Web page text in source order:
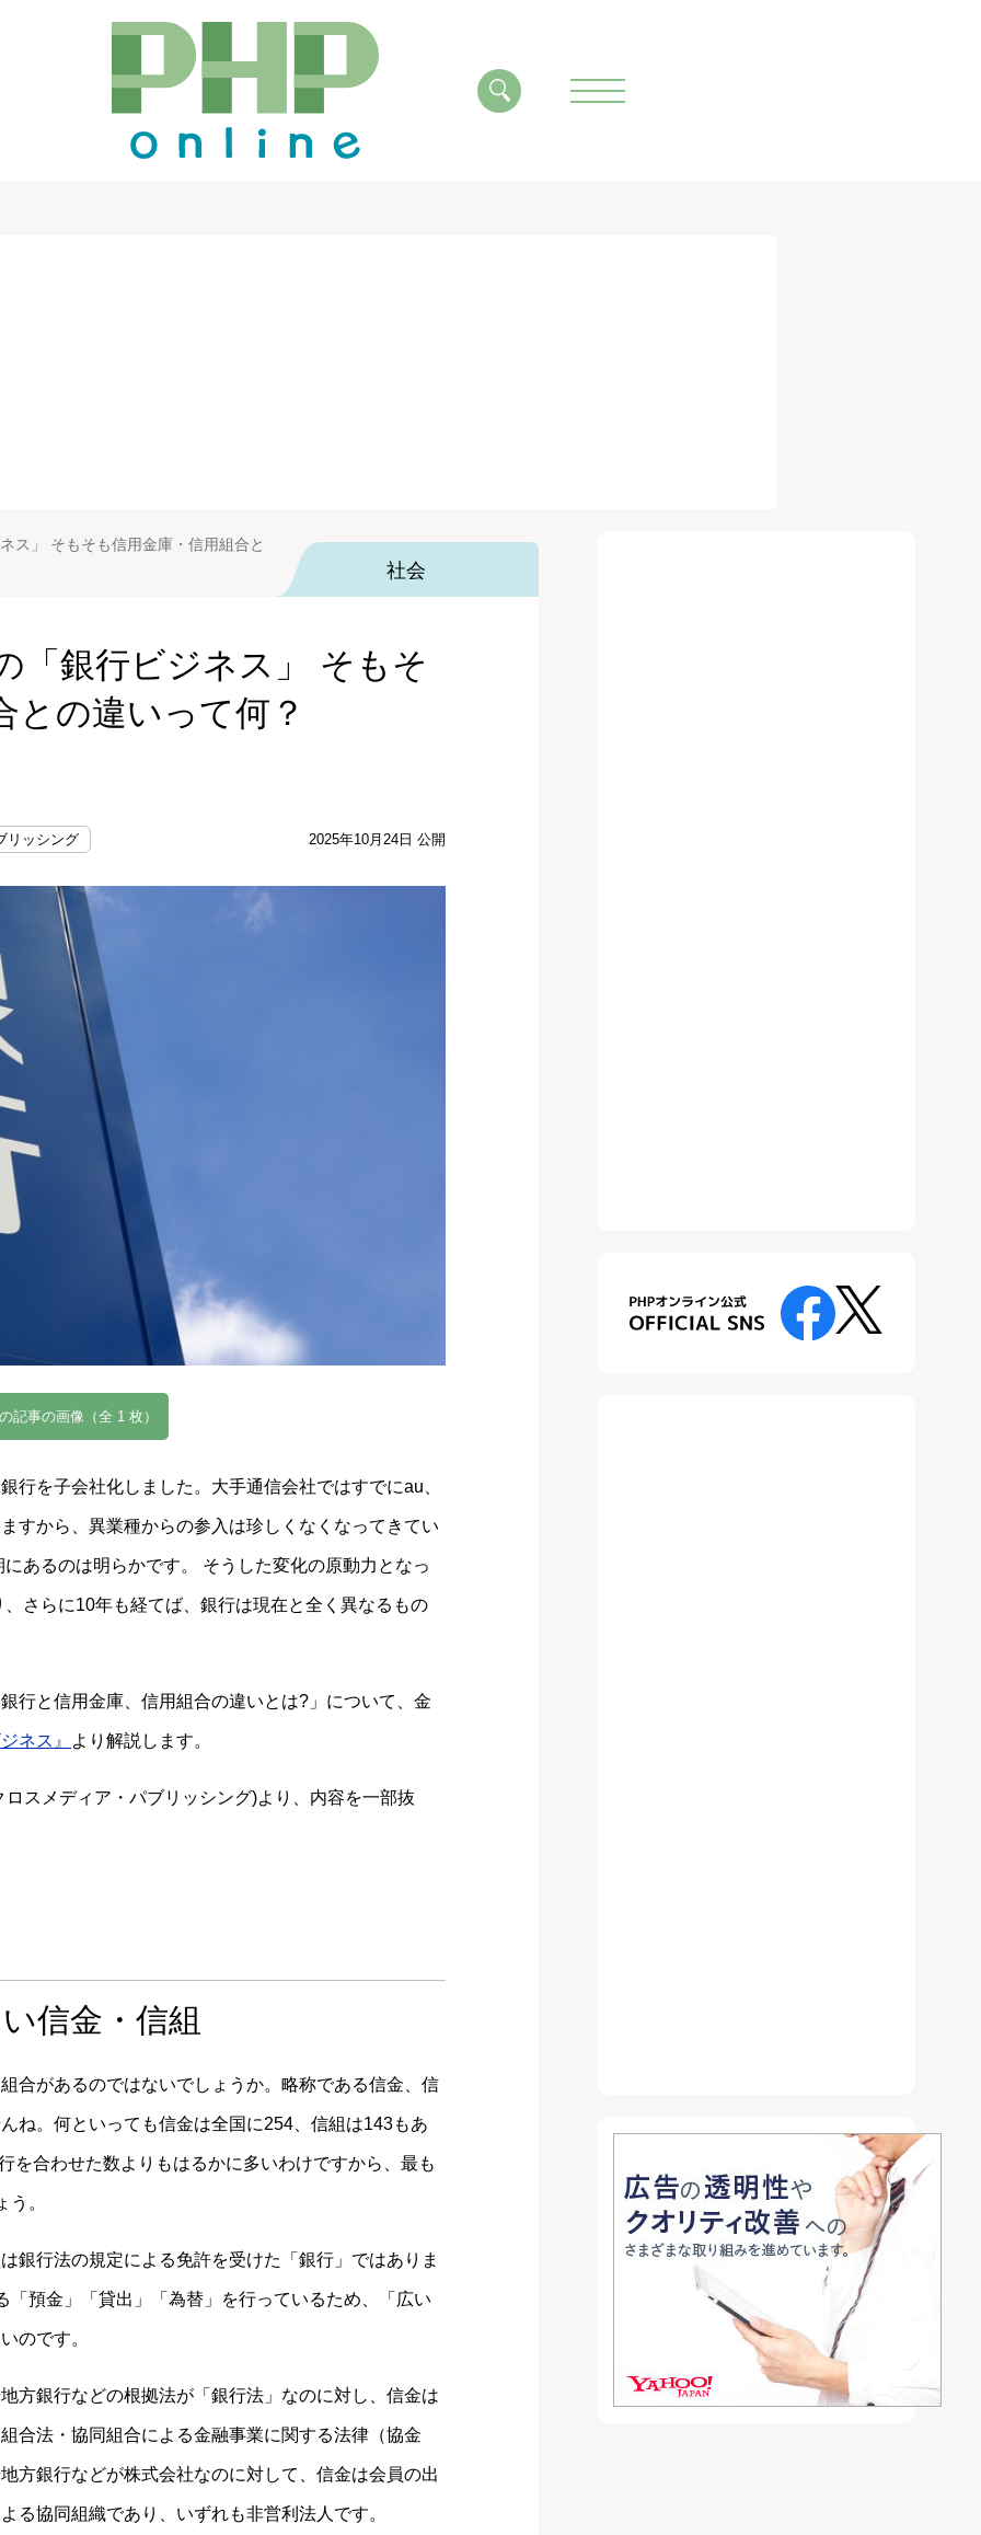
ス」 そもそも信用金庫・信用組合と
社会
「銀行ビジネス」 そもそ
との違いって何？
リッシング 2025年10月24日 公開
記事の画像（全 1 枚）
行を子会社化しました。大手通信会社ではすでにau、
すから、異業種からの参入は珍しくなくなってきてい
あるのは明らかです。 そうした変化の原動力となっ
さらに10年も経てば、銀行は現在と全く異なるもの
行と信用金庫、信用組合の違いとは?」について、金
ネス』 より解説します。
ロスメディア・パブリッシング)より、内容を一部抜
信金・信組
合があるのではないでしょうか。略称である信金、信
ね。何といっても信金は全国に254、信組は143もあ
を合わせた数よりもはるかに多いわけですから、最も
。
銀行法の規定による免許を受けた「銀行」ではありま
預金」「貸出」「為替」を行っているため、「広い
のです。
方銀行などの根拠法が「銀行法」なのに対し、信金は
合法・協同組合による金融事業に関する法律（協金
方銀行などが株式会社なのに対して、信金は会員の出
る協同組織であり、いずれも非営利法人です。